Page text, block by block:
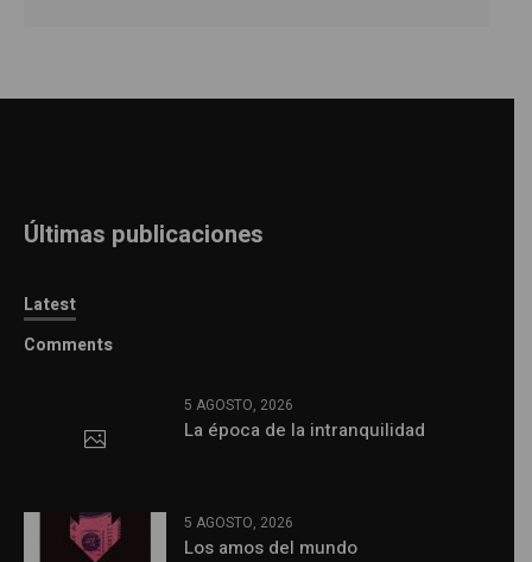
Últimas publicaciones
Latest
Comments
5 AGOSTO, 2026
La época de la intranquilidad
5 AGOSTO, 2026
Los amos del mundo